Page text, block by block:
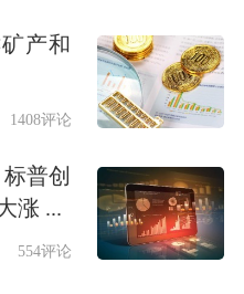
油价格突破高位后
。
伊朗进行接触，以
经为增产做好准
65美元/桶之后开
产和
1408评论
普创
涨 ...
554评论